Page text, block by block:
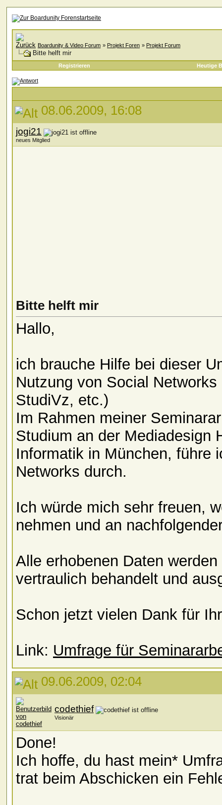
Boardunity & Video Forum » Projekt Foren » Projekt Forum
Bitte helft mir
Registrieren Heutige
08.06.2009, 16:08
jogi21
neues Mitglied
Bitte helft mir
Hallo,
ich brauche Hilfe bei dieser
Nutzung von Social
StudiVz, etc.)
Im Rahmen meiner
Studium an der Mediadesign
Informatik in München, führe
Networks durch.
Ich würde mich sehr freuen,
nehmen und an
Alle erhobenen Daten
vertraulich behandelt und
Schon jetzt vielen Dank für
Link: Umfrage für
09.06.2009, 02:04
codethief
Visionär
Done!
Ich hoffe, du hast mein*
trat beim Abschicken ein